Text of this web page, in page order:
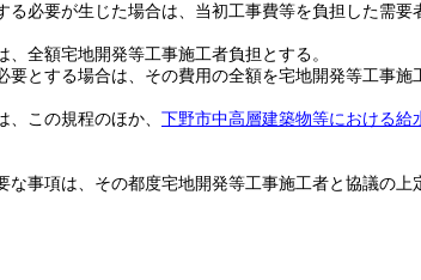
必要が生じた場合は、当初工事費等を負担した需要
全額宅地開発等工事施工者負担とする。
とする場合は、その費用の全額を宅地開発等工事施
この規程のほか、 下野市中高層建築物等における給
事項は、その都度宅地開発等工事施工者と協議の上